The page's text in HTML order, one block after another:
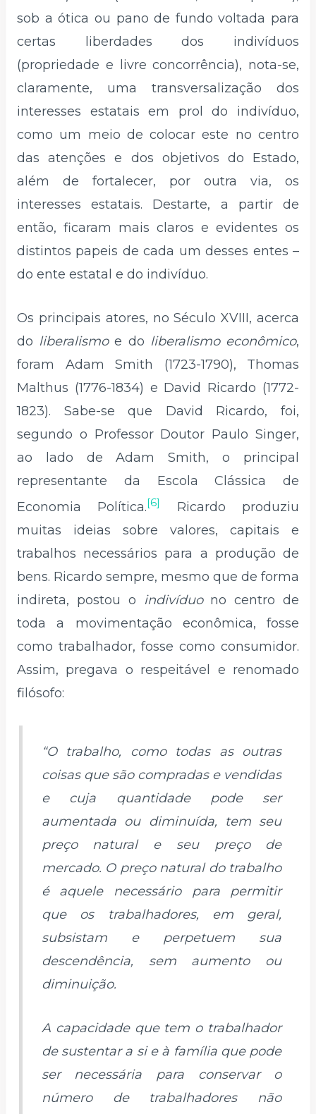
sob a ótica ou pano de fundo voltada para
certas liberdades dos indivíduos
(propriedade e livre concorrência), nota-se,
claramente, uma transversalização dos
interesses estatais em prol do indivíduo,
como um meio de colocar este no centro
das atenções e dos objetivos do Estado,
além de fortalecer, por outra via, os
interesses estatais. Destarte, a partir de
então, ficaram mais claros e evidentes os
distintos papeis de cada um desses entes –
do ente estatal e do indivíduo.
Os principais atores, no Século XVIII, acerca
do liberalismoe do liberalismo econômico,
foram Adam Smith (1723-1790), Thomas
Malthus (1776-1834) e David Ricardo (1772-
1823). Sabe-se que David Ricardo, foi,
segundo o Professor Doutor Paulo Singer,
ao lado de Adam Smith, o principal
representante da Escola Clássica de
Economia Política.[6]
Ricardo produziu
muitas ideias sobre valores, capitais e
trabalhos necessários para a produção de
bens. Ricardo sempre, mesmo que de forma
indireta, postou o
indivíduono centro de
toda a movimentação econômica, fosse
como trabalhador, fosse como consumidor.
Assim, pregava o respeitável e renomado
filósofo:
“O trabalho, como todas as outras
coisas que são compradas e vendidas
e cuja quantidade pode ser
aumentada ou diminuída, tem seu
preço natural e seu preço de
mercado. O preço natural do trabalho
é aquele necessário para permitir
que os trabalhadores, em geral,
subsistam e perpetuem sua
descendência, sem aumento ou
diminuição.
A capacidade que tem o trabalhador
de sustentar a si e à família que pode
ser necessária para conservar o
número de trabalhadores não